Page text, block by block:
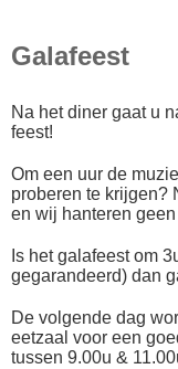
Galafeest
Na het diner gaat u
feest!
Om een uur de
proberen te krijgen?
en wij hanteren
Is het galafeest om
gegarandeerd) dan
De volgende dag
eetzaal voor een
tussen 9.00u &